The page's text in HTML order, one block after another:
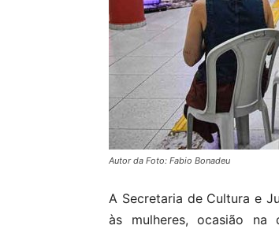
Autor da Foto: Fabio Bonadeu
A Secretaria de Cultura e
às mulheres, ocasião